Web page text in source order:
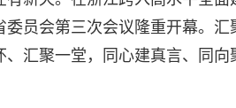
员会第三次会议隆重开幕。汇
汇聚一堂，同心建真言、同向